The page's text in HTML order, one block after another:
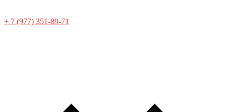
+ 7 (977) 351-89-71